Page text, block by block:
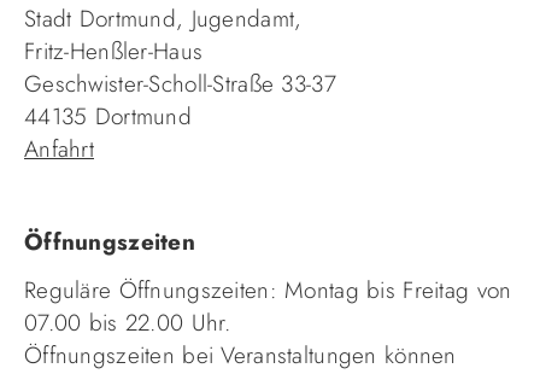
Stadt Dortmund, Jugendamt,
Fritz-Henßler-Haus
Geschwister-Scholl-Straße 33-37
44135 Dortmund
Anfahrt
Öffnungszeiten
Reguläre Öffnungszeiten: Montag bis Freitag von
07.00 bis 22.00 Uhr.
Öffnungszeiten bei Veranstaltungen können